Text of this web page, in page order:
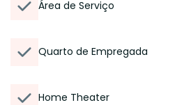
Área de Serviço
Quarto de Empregada
Home Theater